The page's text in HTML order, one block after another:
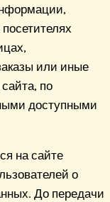
или иные
по
доступными
на сайте
о
До передачи